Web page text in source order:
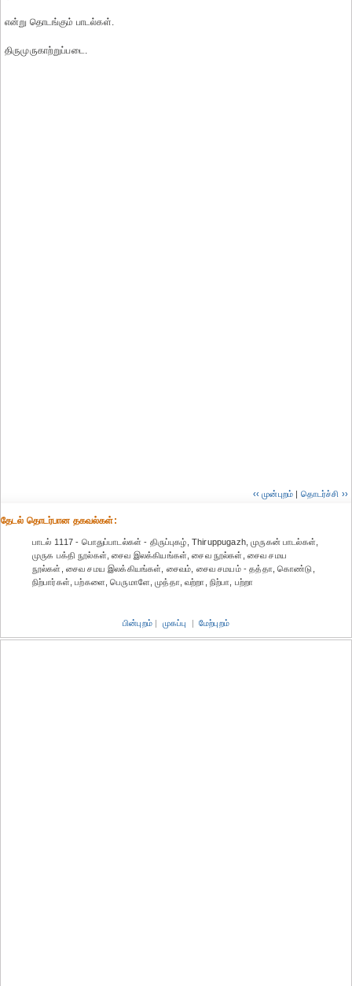
என்று தொடங்கும் பாடல்கள்.
திருமுருகாற்றுப்படை.
‹‹ முன்புறம் | தொடர்ச்சி ››
தேட‌ல் தொட‌ர்பான தகவ‌ல்க‌ள்:
பாடல் 1117 - பொதுப்பாடல்கள் - திருப்புகழ், Thiruppugazh, முருகன் பாடல்கள்,
முருக பக்தி நூல்கள், சைவ இலக்கியங்கள், சைவ நூல்கள், சைவ சமய
நூல்கள், சைவ சமய இலக்கியங்கள், சைவம், சைவ சமயம் - தத்தா, கொண்டு,
நிற்பார்கள், பற்களை, பெருமாளே, முத்தா, வற்றா, நிற்பா, பற்றா
பின்புறம் | முகப்பு | மேற்புறம்